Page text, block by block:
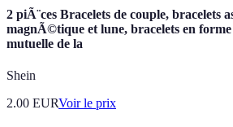
2 piÃ¨ces Bracelets de couple, bracelets
magnÃ©tique et lune, bracelets en
mutuelle de la
Shein
2.00 EURVoir le prix